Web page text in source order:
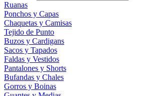
Ruanas
Ponchos y Capas
Chaquetas y Camisas
Tejido de Punto
Buzos y Cardigans
Sacos y Tapados
Faldas y Vestidos
Pantalones y Shorts
Bufandas y Chales
Gorros y Boinas